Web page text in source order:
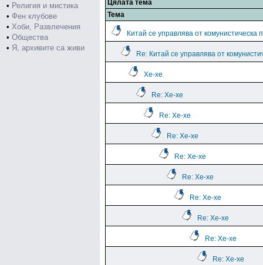
• Религия и мистика
• Фен клубове
• Хоби, Развлечения
• Общества
• Я, архивите са живи
Цялата тема
Тема
Китай се управлява от комунистическа
Re: Китай се управлява от
Хе-хе
Re: Хе-хе
Re: Хе-хе
Re: Хе-хе
Re: Хе-хе
Re: Хе-хе
Re: Хе-хе
Re: Хе-хе
Re: Хе-хе
Re: Хе-хе